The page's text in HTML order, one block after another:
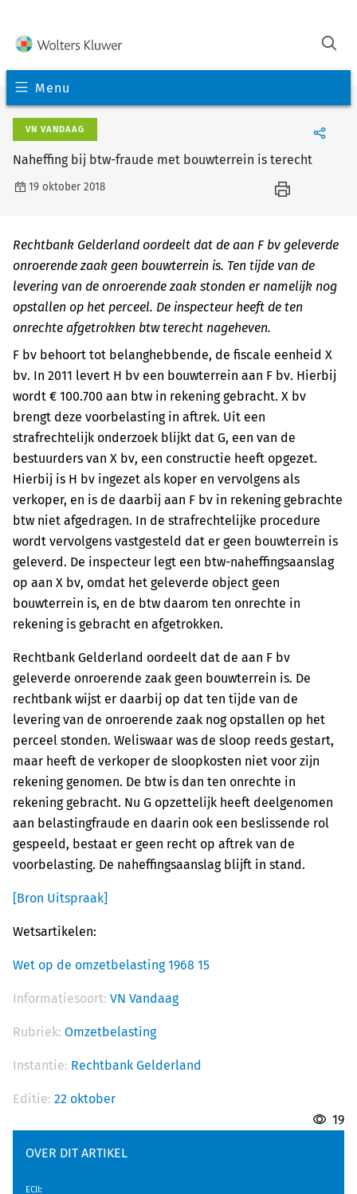
Menu
VN VANDAAG
Naheffing bij btw-fraude met bouwterrein is terecht
19 oktober 2018
Rechtbank Gelderland oordeelt dat de aan F bv geleverde
onroerende zaak geen bouwterrein is. Ten tijde van de
levering van de onroerende zaak stonden er namelijk nog
opstallen op het perceel. De inspecteur heeft de ten
onrechte afgetrokken btw terecht nageheven.
F bv behoort tot belanghebbende, de fiscale eenheid X
bv. In 2011 levert H bv een bouwterrein aan F bv. Hierbij
wordt € 100.700 aan btw in rekening gebracht. X bv
brengt deze voorbelasting in aftrek. Uit een
strafrechtelijk onderzoek blijkt dat G, een van de
bestuurders van X bv, een constructie heeft opgezet.
Hierbij is H bv ingezet als koper en vervolgens als
verkoper, en is de daarbij aan F bv in rekening gebrachte
btw niet afgedragen. In de strafrechtelijke procedure
wordt vervolgens vastgesteld dat er geen bouwterrein is
geleverd. De inspecteur legt een btw-naheffingsaanslag
op aan X bv, omdat het geleverde object geen
bouwterrein is, en de btw daarom ten onrechte in
rekening is gebracht en afgetrokken.
Rechtbank Gelderland oordeelt dat de aan F bv
geleverde onroerende zaak geen bouwterrein is. De
rechtbank wijst er daarbij op dat ten tijde van de
levering van de onroerende zaak nog opstallen op het
perceel stonden. Weliswaar was de sloop reeds gestart,
maar heeft de verkoper de sloopkosten niet voor zijn
rekening genomen. De btw is dan ten onrechte in
rekening gebracht. Nu G opzettelijk heeft deelgenomen
aan belastingfraude en daarin ook een beslissende rol
gespeeld, bestaat er geen recht op aftrek van de
voorbelasting. De naheffingsaanslag blijft in stand.
[Bron Uitspraak]
Wetsartikelen:
Wet op de omzetbelasting 1968 15
Informatiesoort: VN Vandaag
Rubriek: Omzetbelasting
Instantie: Rechtbank Gelderland
Editie: 22 oktober
19
OVER DIT ARTIKEL
EClI: